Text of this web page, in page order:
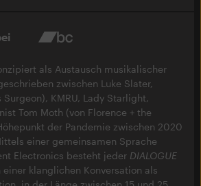
als Austausch musikalischer
zwischen Luke Slater,
KMRU, Lady Starlight,
Tom Moth (von Florence + the
der Pandemie zwischen 2020
einer gemeinsamen Sprache
Electronics besteht jeder DIALOGUE
einer klanglichen Konversation als